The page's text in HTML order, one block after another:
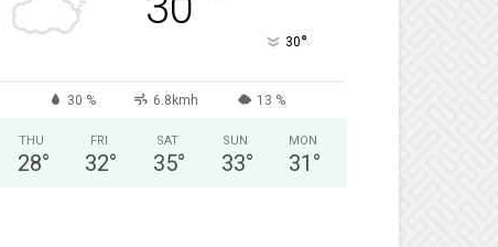
30°
30 % 6.8kmh 13 %
THU
28°
FRI
32°
SAT
35°
SUN
33°
MON
31 °